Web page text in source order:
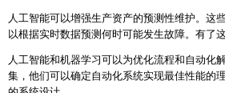
人工智能可以增强生产资产的预测性维护。这
以根据实时数据预测何时可能发生故障。有了
人工智能和机器学习可以为优化流程和自动化
集，他们可以确定自动化系统实现最佳性能的